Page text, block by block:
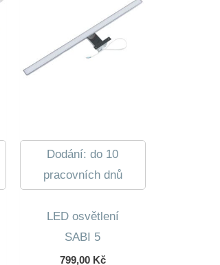
Dodání: do 10
pracovních dnů
LED osvětlení
SABI 5
799,00 Kč